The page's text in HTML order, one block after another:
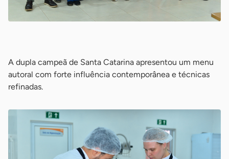
A dupla campeã de Santa Catarina apresentou um menu
autoral com forte influência contemporânea e técnicas
refinadas.